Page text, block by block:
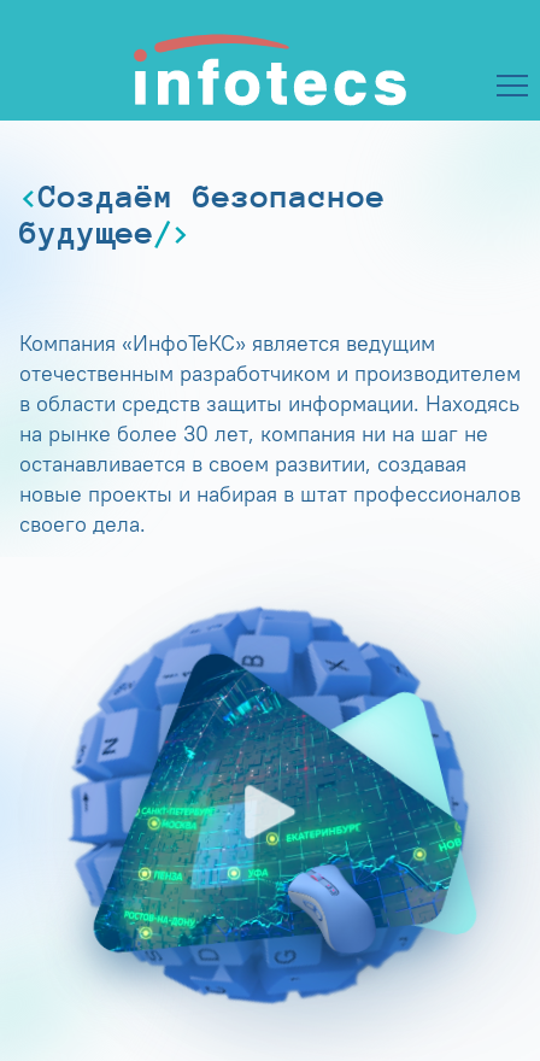
Создаём безопасное
будущее
Компания «ИнфоТеКС» является ведущим
отечественным разработчиком и производителем
в области средств защиты информации. Находясь
на рынке более 30 лет, компания ни на шаг не
останавливается в своем развитии, создавая
новые проекты и набирая в штат профессионалов
своего дела.